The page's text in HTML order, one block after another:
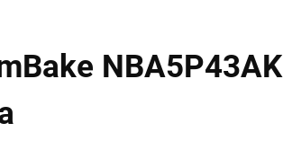
NBA5P43AK